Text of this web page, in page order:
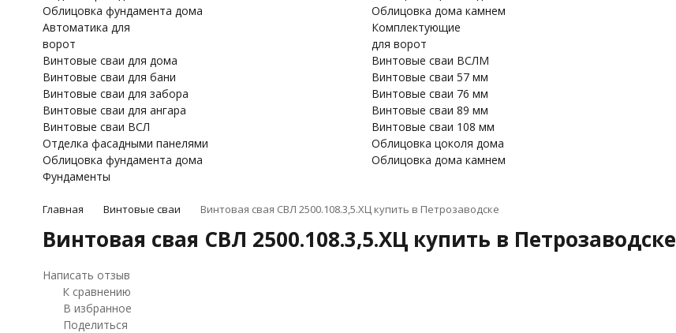
Облицовка фундамента дома
Облицовка дома камнем
Автоматика для
ворот
Комплектующие
для ворот
Винтовые сваи для дома
Винтовые сваи для бани
Винтовые сваи для забора
Винтовые сваи для ангара
Винтовые сваи ВСЛ
Винтовые сваи ВСЛМ
Винтовые сваи 57 мм
Винтовые сваи 76 мм
Винтовые сваи 89 мм
Винтовые сваи 108 мм
Отделка фасадными панелями
Облицовка фундамента дома
Облицовка цоколя дома
Облицовка дома камнем
Фундаменты
Главная Винтовые сваи Винтовая свая СВЛ 2500.108.3,5.ХЦ купить в Петрозаводске
Винтовая свая СВЛ 2500.108.3,5.ХЦ купить в Петрозаводске
Написать отзыв
К сравнению
В избранное
Поделиться